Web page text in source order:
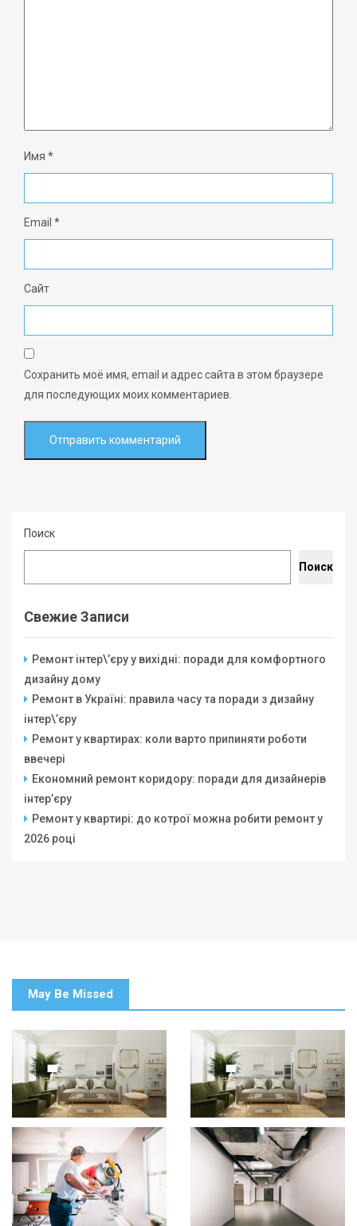
Имя *
Email *
Сайт
Сохранить моё имя, email и адрес сайта в этом браузере
для последующих моих комментариев.
Поиск
Поиск
Свежие Записи
Ремонт інтер\’єру у вихідні: поради для комфортного
дизайну дому
Ремонт в Україні: правила часу та поради з дизайну
інтер\’єру
Ремонт у квартирах: коли варто припиняти роботи
ввечері
Економний ремонт коридору: поради для дизайнерів
інтер’єру
Ремонт у квартирі: до котрої можна робити ремонт у
2026 році
May Be Missed